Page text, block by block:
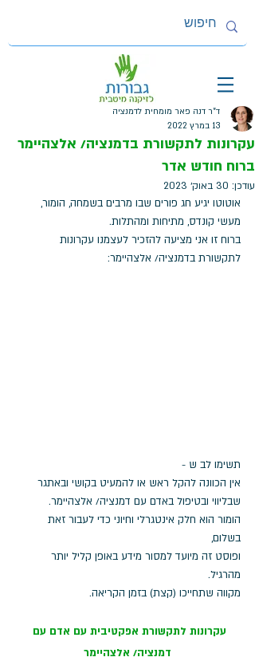
עקרונות לתקשורת בדמנציה/ אלצהיימר
ברוח חודש אדר
ד"ר דנה פאר מומחית לדמנציה
13 במרץ 2022
עודכן: 30 באוק׳ 2023
אוטוטו יגיע חג פורים שבו מרבים בשמחה, הומור,
מעשי קונדס, מתיחות ומהתלות.
ברוח זו אני מציעה להזכיר לעצמנו עקרונות
לתקשורת בדמנציה/ אלצהיימר:
תשימו לב ש -
אין הכוונה להקל ראש או להמעיט בקושי ובאתגר
שבליווי ובטיפול באדם עם דמנציה/ אלצהיימר.
הומור הוא חלק אינטגרלי וחיוני כדי לעבור זאת
בשלום,
ופוסט זה מיועד למסור מידע באופן קליל יותר
מהרגיל.
מקווה שתחייכו (קצת) בזמן הקריאה.
עקרונות לתקשורת אפקטיבית עם אדם עם
דמנציה/ אלצהיימר